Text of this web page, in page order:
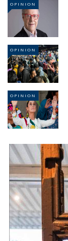
OPINION
OPINION
OPINION